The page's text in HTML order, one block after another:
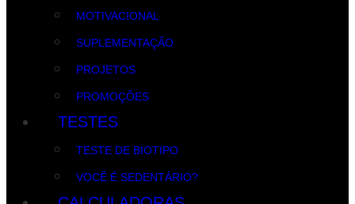
MOTIVACIONAL
SUPLEMENTAÇÃO
PROJETOS
PROMOÇÕES
TESTES
TESTE DE BIOTIPO
VOCÊ É SEDENTÁRIO?